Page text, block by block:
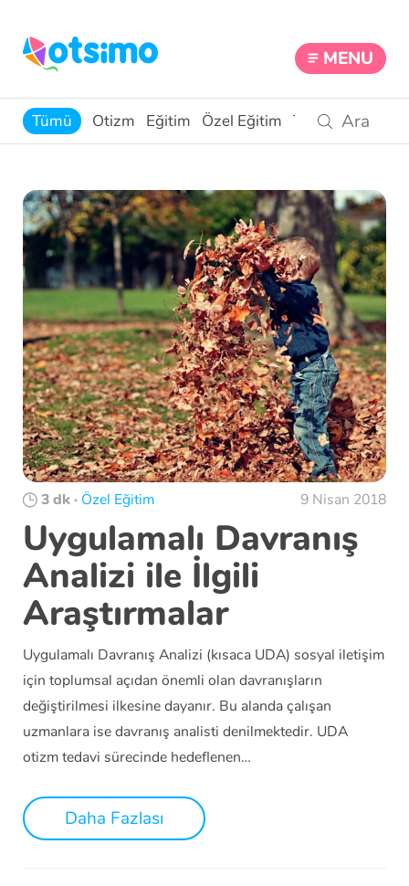
MENU
Tümü Otizm Eğitim Özel Eğitim Teknoloji
3 dk · Özel Eğitim 9 Nisan 2018
Uygulamalı Davranış
Analizi ile İlgili
Araştırmalar
Uygulamalı Davranış Analizi (kısaca UDA) sosyal iletişim
için toplumsal açıdan önemli olan davranışların
değiştirilmesi ilkesine dayanır. Bu alanda çalışan
uzmanlara ise davranış analisti denilmektedir. UDA
otizm tedavi sürecinde hedeflenen…
Daha Fazlası